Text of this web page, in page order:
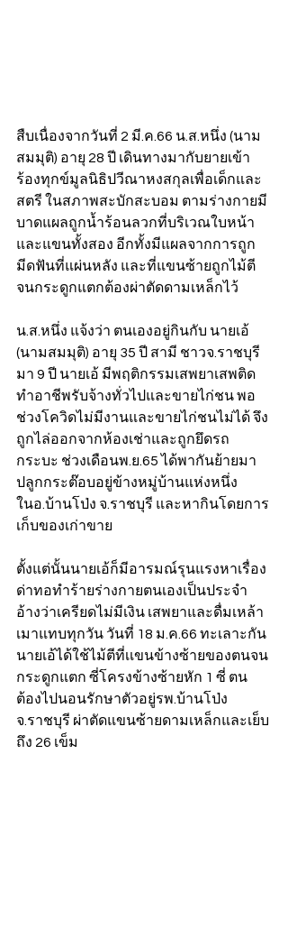
สืบเนื่องจากวันที่ 2 มี.ค.66 น.ส.หนึ่ง (นาม
สมมุติ) อายุ 28 ปี เดินทางมากับยายเข้า
ร้องทุกข์มูลนิธิปวีณาหงสกุลเพื่อเด็กและ
สตรี ในสภาพสะบักสะบอม ตามร่างกายมี
บาดแผลถูกน้ำร้อนลวกที่บริเวณใบหน้า
และแขนทั้งสอง อีกทั้งมีแผลจากการถูก
มีดฟันที่แผ่นหลัง และที่แขนซ้ายถูกไม้ตี
จนกระดูกแตกต้องผ่าตัดดามเหล็กไว้
น.ส.หนึ่ง แจ้งว่า ตนเองอยู่กินกับ นายเอ้
(นามสมมุติ) อายุ 35 ปี สามี ชาวจ.ราชบุรี
มา 9 ปี นายเอ้ มีพฤติกรรมเสพยาเสพติด
ทำอาชีพรับจ้างทั่วไปและขายไก่ชน พอ
ช่วงโควิดไม่มีงานและขายไก่ชนไม่ได้ จึง
ถูกไล่ออกจากห้องเช่าและถูกยึดรถ
กระบะ ช่วงเดือนพ.ย.65 ได้พากันย้ายมา
ปลูกกระต๊อบอยู่ข้างหมู่บ้านแห่งหนึ่ง
ในอ.บ้านโป่ง จ.ราชบุรี และหากินโดยการ
เก็บของเก่าขาย
ตั้งแต่นั้นนายเอ้ก็มีอารมณ์รุนแรงหาเรื่อง
ด่าทอทำร้ายร่างกายตนเองเป็นประจำ
อ้างว่าเครียดไม่มีเงิน เสพยาและดื่มเหล้า
เมาแทบทุกวัน วันที่ 18 ม.ค.66 ทะเลาะกัน
นายเอ้ได้ใช้ไม้ตีที่เเขนข้างซ้ายของตนจน
กระดูกแตก ซี่โครงข้างซ้ายหัก 1 ซี่ ตน
ต้องไปนอนรักษาตัวอยู่รพ.บ้านโป่ง
จ.ราชบุรี ผ่าตัดแขนซ้ายดามเหล็กและเย็บ
ถึง 26 เข็ม